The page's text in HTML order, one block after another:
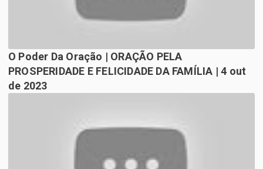
O Poder Da Oração | ORAÇÃO PELA
PROSPERIDADE E FELICIDADE DA FAMÍLIA | 4 out
de 2023